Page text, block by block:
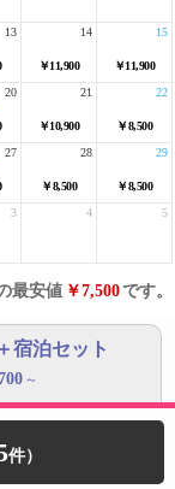
13
￥11,900
14
￥11,900
15
20
￥10,900
21
￥8,500
22
27
￥8,500
28
￥8,500
29
3 4 5
最安値 ￥7,500です。
宿泊セット
～